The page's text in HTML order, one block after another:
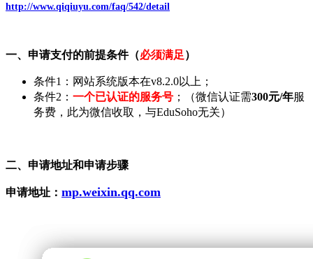
http://www.qiqiuyu.com/faq/542/detail
一、申请支付的前提条件（必须满足）
条件1：网站系统版本在v8.2.0以上；
条件2： 一个已认证的服务号 ；（微信认证需300元/年服
务费，此为微信收取，与EduSoho无关）
二、申请地址和申请步骤
申请地址： mp.weixin.qq.com